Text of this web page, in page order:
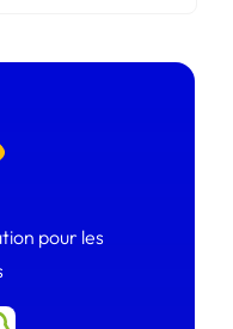
pour les